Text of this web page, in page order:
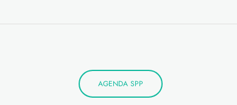
AGENDA SPP